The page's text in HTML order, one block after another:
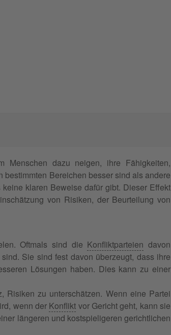
dazu neigen, ihre Fähigkeiten,
Bereichen besser sind als andere
klaren Beweise dafür gibt. Dieser Effekt
von Risiken, der Beurteilung von
Oftmals sind die Konfliktparteien davon
sind. Sie sind fest davon überzeugt, dass ihre
Lösungen haben. Dies kann zu einer
Risiken zu unterschätzen. Wenn eine Partei
wenn der Konflikt vor Gericht geht, kann sie
längeren und kostspieligeren gerichtlichen